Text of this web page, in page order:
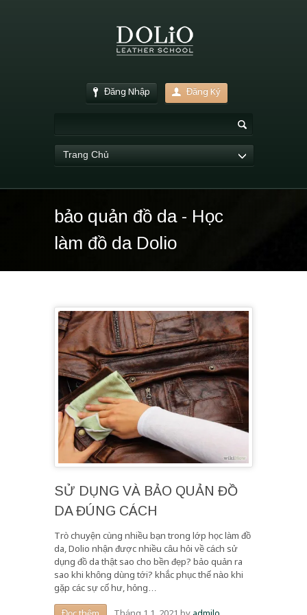
Đăng Nhập Đăng Ký
Trang Chủ
bảo quản đồ da - Học
làm đồ da Dolio
SỬ DỤNG VÀ BẢO QUẢN ĐỒ
DA ĐÚNG CÁCH
Trò chuyện cùng nhiều bạn trong lớp học làm đồ
da, Dolio nhận được nhiều câu hỏi về cách sử
dụng đồ da thật sao cho bền đẹp? bảo quản ra
sao khi không dùng tới? khắc phục thế nào khi
gặp các sự cố hư, hỏng…